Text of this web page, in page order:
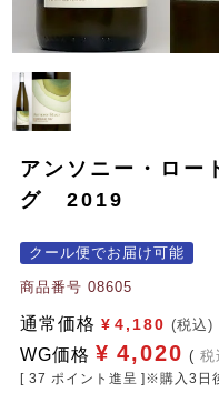
アンソニー・ロ
グ 2019
クール便でお届け可能
商品番号 08605
通常価格 ¥ 4,180 (税込)
WG価格 ¥ 4,020 税
[ 37 ポイント進呈 ]※購入3日